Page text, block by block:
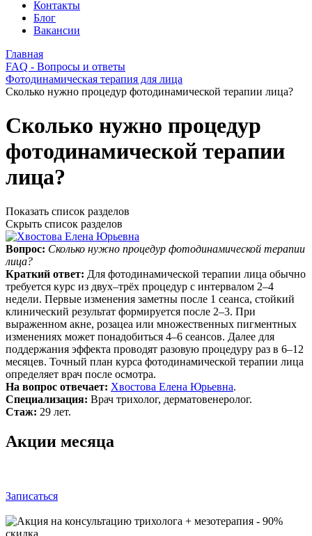
Контакты
Блог
Вакансии
Главная
FAQ - Вопросы и ответы
Фотодинамическая терапия для лица
Сколько нужно процедур фотодинамической терапии лица?
Сколько нужно процедур
фотодинамической терапии
лица?
Показать список разделов
Скрыть список разделов
Вопрос: Сколько нужно процедур фотодинамической терапии
лица?
Краткий ответ: Для фотодинамической терапии лица обычно
требуется курс из двух–трёх процедур с интервалом 2–4
недели. Первые изменения заметны после 1 сеанса, стойкий
клинический результат формируется после 2–3. При
выраженном акне, розацеа или множественных пигментных
изменениях может понадобиться 4–6 сеансов. Далее для
поддержания эффекта проводят разовую процедуру раз в 6–12
месяцев. Точный план курса фотодинамической терапии лица
определяет врач после осмотра.
На вопрос отвечает: Хвостова Елена Юрьевна.
Специализация: Врач трихолог, дерматовенеролог.
Стаж: 29 лет.
Акции месяца
Записаться